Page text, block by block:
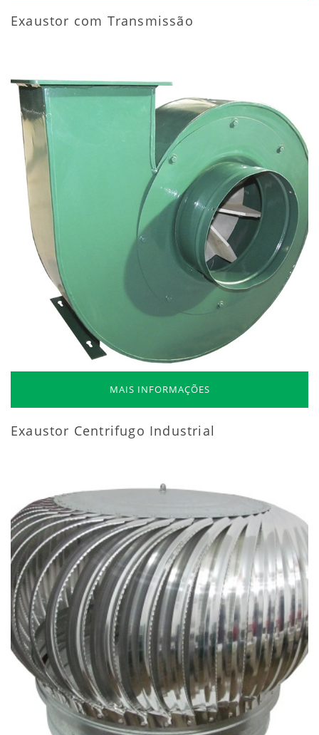
Exaustor com Transmissão
MAIS INFORMAÇÕES
Exaustor Centrifugo Industrial